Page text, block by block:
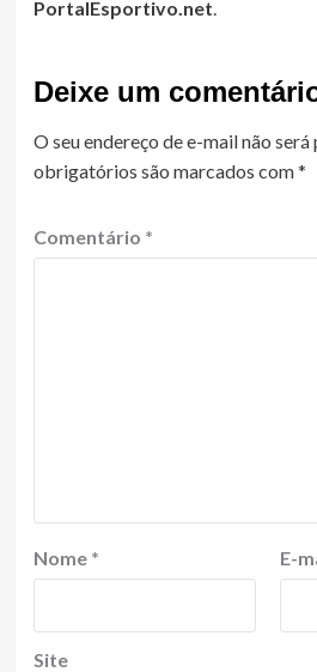
PortalEsportivo.net.
Deixe um
O seu endereço de e-mail não
obrigatórios são marcados com*
Comentário *
Nome * E-
Site